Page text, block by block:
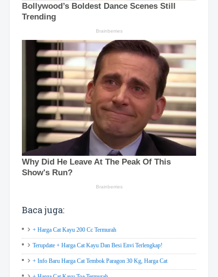
Baca juga:
+ Harga Cat Kayu 200 Cc Termurah
Terupdate + Harga Cat Kayu Dan Besi Envi Terlengkap!
+ Info Baru Harga Cat Tembok Paragon 30 Kg, Harga Cat